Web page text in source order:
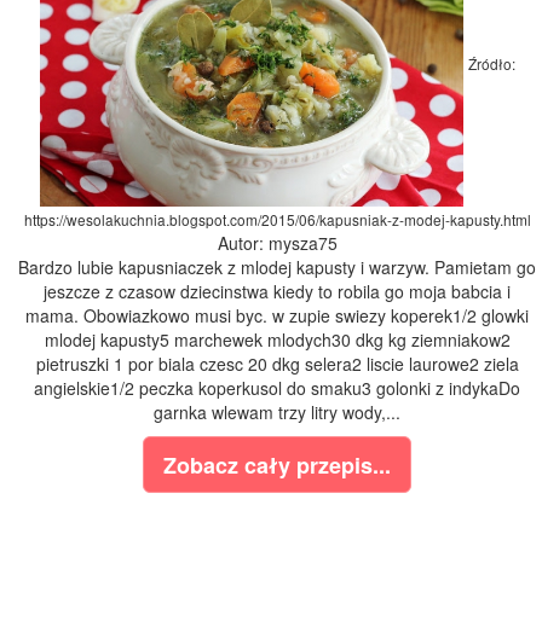
Źródło:
https://wesolakuchnia.blogspot.com/2015/06/kapusniak-z-modej-kapusty.html
Autor: mysza75
Bardzo lubie kapusniaczek z mlodej kapusty i warzyw. Pamietam go
jeszcze z czasow dziecinstwa kiedy to robila go moja babcia i
mama. Obowiazkowo musi byc. w zupie swiezy koperek1/2 glowki
mlodej kapusty5 marchewek mlodych30 dkg kg ziemniakow2
pietruszki 1 por biala czesc 20 dkg selera2 liscie laurowe2 ziela
angielskie1/2 peczka koperkusol do smaku3 golonki z indykaDo
garnka wlewam trzy litry wody,...
Zobacz cały przepis...